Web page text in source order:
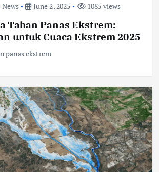
News June 2, 2025 1085 views
Tahan Panas Ekstrem:
untuk Cuaca Ekstrem 2025
panas ekstrem